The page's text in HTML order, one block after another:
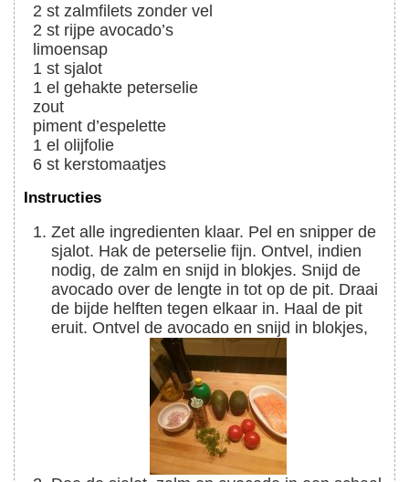
2 st zalmfilets zonder vel
2 st rijpe avocado’s
limoensap
1 st sjalot
1 el gehakte peterselie
zout
piment d’espelette
1 el olijfolie
6 st kerstomaatjes
Instructies
Zet alle ingredienten klaar. Pel en snipper de
sjalot. Hak de peterselie fijn. Ontvel, indien
nodig, de zalm en snijd in blokjes. Snijd de
avocado over de lengte in tot op de pit. Draai
de bijde helften tegen elkaar in. Haal de pit
eruit. Ontvel de avocado en snijd in blokjes,